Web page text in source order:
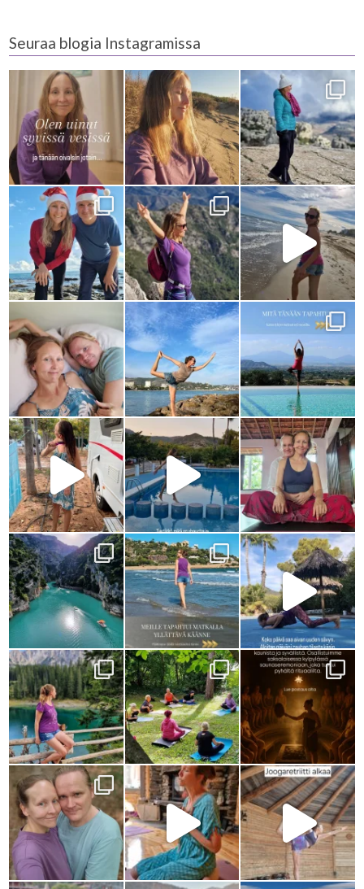
Seuraa blogia Instagramissa